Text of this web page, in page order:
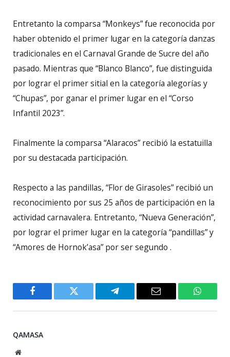
Entretanto la comparsa “Monkeys” fue reconocida por
haber obtenido el primer lugar en la categoría danzas
tradicionales en el Carnaval Grande de Sucre del año
pasado. Mientras que “Blanco Blanco”, fue distinguida
por lograr el primer sitial en la categoría alegorías y
“Chupas”, por ganar el primer lugar en el “Corso
Infantil 2023”.
Finalmente la comparsa “Alaracos” recibió la estatuilla
por su destacada participación.
Respecto a las pandillas, “Flor de Girasoles” recibió un
reconocimiento por sus 25 años de participación en la
actividad carnavalera. Entretanto, “Nueva Generación”,
por lograr el primer lugar en la categoría “pandillas” y
“Amores de Hornok’asa” por ser segundo .
Facebook Twitter Telegram Email
QAMASA
Website